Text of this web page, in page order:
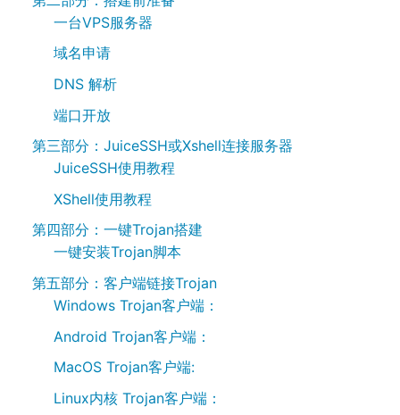
一台VPS服务器
域名申请
DNS 解析
端口开放
第三部分：JuiceSSH或Xshell连接服务器
JuiceSSH使用教程
XShell使用教程
第四部分：一键Trojan搭建
一键安装Trojan脚本
第五部分：客户端链接Trojan
Windows Trojan客户端：
Android Trojan客户端：
MacOS Trojan客户端:
Linux内核 Trojan客户端：